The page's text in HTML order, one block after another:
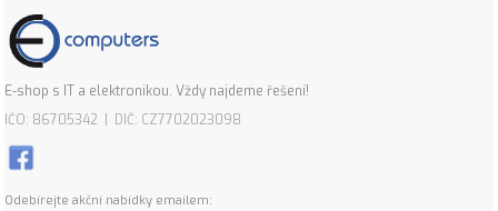
E-shop s IT a elektronikou. Vždy najdeme řešení!
IČO: 86705342 | DIČ: CZ7702023098
Odebírejte akční nabídky emailem: